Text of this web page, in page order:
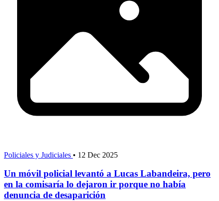
Policiales y Judiciales • 12 Dec 2025
Un móvil policial levantó a Lucas Labandeira, pero
en la comisaría lo dejaron ir porque no había
denuncia de desaparición